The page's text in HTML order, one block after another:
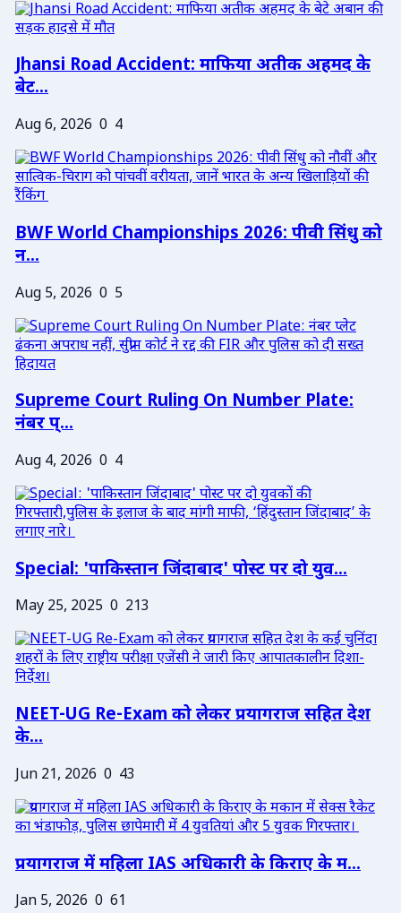
Jhansi Road Accident: माफिया अतीक अहमद के
बेट...
Aug 6, 2026 0 4
BWF World Championships 2026: पीवी सिंधु को
न...
Aug 5, 2026 0 5
Supreme Court Ruling On Number Plate:
नंबर प्...
Aug 4, 2026 0 4
Special: 'पाकिस्तान जिंदाबाद' पोस्ट पर दो युव...
May 25, 2025 0 213
NEET-UG Re-Exam को लेकर प्रयागराज सहित देश
के...
Jun 21, 2026 0 43
प्रयागराज में महिला IAS अधिकारी के किराए के म...
Jan 5, 2026 0 61